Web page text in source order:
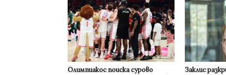
Олимпиакос поиска сурово
Заклис